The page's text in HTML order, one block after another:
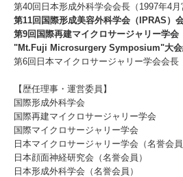
第40回日本形成外科学会会長（1997年4月
第11回国際形成美容外科学会（IPRAS）
第9回国際再建マイクロサージャリー学会
"Mt.Fuji Microsurgery Symposium"大会
第6回日本マイクロサージャリー学会会長
【歴任理事・運営委員】
国際形成外科学会
国際再建マイクロサージャリー学会
国際マイクロサージャリー学会
日本マイクロサージャリー学会（名誉会員
日本顔面神経研究会（名誉会員）
日本形成外科学会（名誉会員）